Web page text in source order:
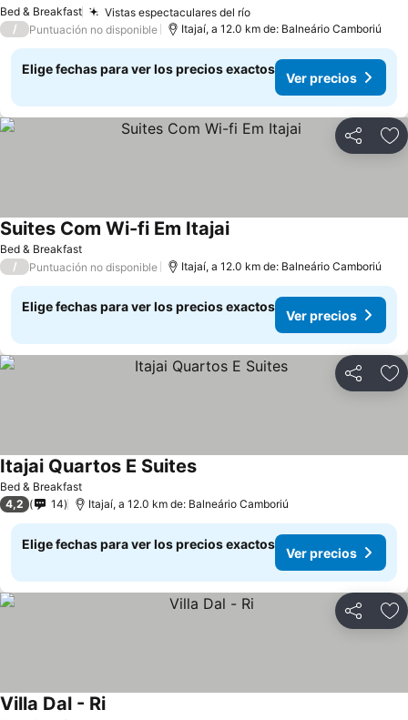
Bed & Breakfast Vistas espectaculares del ríoVer precios
/ Puntuación no disponible Itajaí, a 12.0 km de: Balneário Camboriú
Elige fechas para ver los precios exactos
Ver precios
Compartir
Bed & Breakfast
Suites Com Wi-fi Em ItajaiVer precios
/ Puntuación no disponible Itajaí, a 12.0 km de: Balneário Camboriú
Elige fechas para ver los precios exactos
Ver precios
Compartir
Bed & Breakfast
Itajai Quartos E SuitesVer precios
4,2 14 Itajaí, a 12.0 km de: Balneário Camboriú
Elige fechas para ver los precios exactos
Ver precios
Compartir
Villa Dal - RiVer precios